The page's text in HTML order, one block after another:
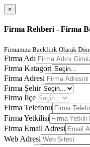
×
Firma Rehberi - Firma
Firmanıza Backlink Olarak
Firma Adı
Firma Katagori
Firma Adresi
Firma Şehir
Firma İlçe
Firma Telefonu
Firma Yetkilisi
Firma Email Adresi
Web Adresi